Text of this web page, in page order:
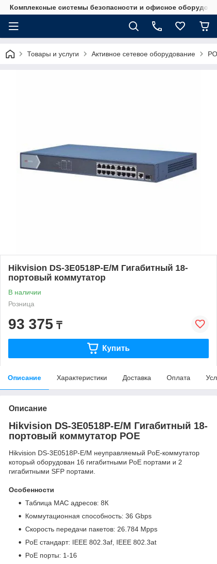
Комплексные системы безопасности и офисное
Товары и услуги Активное сетевое оборудование
Hikvision DS-3E0518P-E/M Гигабитный 18-
портовый коммутатор
В наличии
Розница
93 375 ₸
Купить
Описание Характеристики Доставка Оплата
Описание
Hikvision DS-3E0518P-E/M Гигабитный 18-
портовый коммутатор POE
Hikvision DS-3E0518P-E/M неуправляемый PoE-коммутатор
который оборудован 16 гигабитными PoE портами и 2
гигабитными SFP портами.
Особенности
Таблица MAC адресов: 8К
Коммутационная способность: 36 Gbps
Скорость передачи пакетов: 26.784 Mpps
PoE стандарт: IEEE 802.3af, IEEE 802.3at
PoE порты: 1-16